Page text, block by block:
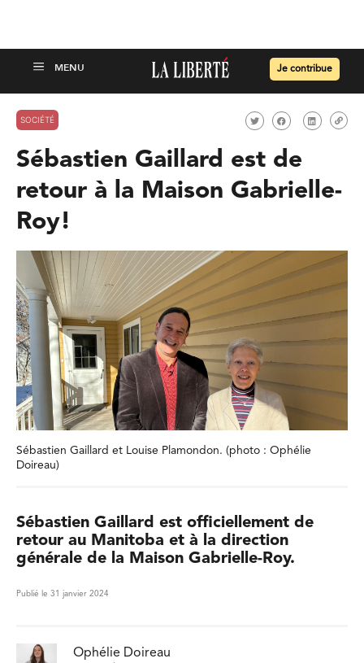
Je contribue
SOCIÉTÉ
Sébastien Gaillard est de
retour à la Maison Gabrielle-
Roy!
Sébastien Gaillard et Louise Plamondon. (photo : Ophélie
Doireau)
Sébastien Gaillard est officiellement de
retour au Manitoba et à la direction
générale de la Maison Gabrielle-Roy.
Publié le 31 janvier 2024
Ophélie Doireau